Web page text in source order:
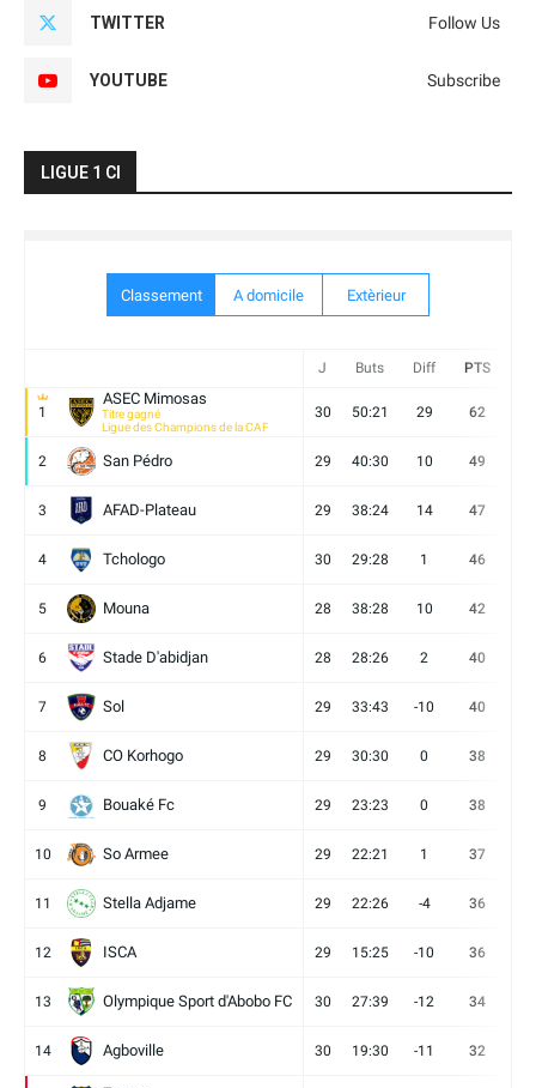
TWITTER Follow Us
YOUTUBE Subscribe
LIGUE 1 CI
Classement A domicile Extèrieur
J Buts Diff PTS
1
ASEC Mimosas
Titre gagné
Ligue des Champions de la CAF
30 50:21 29 62
2 San Pédro 29 40:30 10 49
3 AFAD-Plateau 29 38:24 14 47
4 Tchologo 30 29:28 1 46
5 Mouna 28 38:28 10 42
6 Stade D'abidjan 28 28:26 2 40
7 Sol 29 33:43 -10 40
8 CO Korhogo 29 30:30 0 38
9 Bouaké Fc 29 23:23 0 38
10 So Armee 29 22:21 1 37
11 Stella Adjame 29 22:26 -4 36
12 ISCA 29 15:25 -10 36
13 Olympique Sport d'Abobo FC 30 27:39 -12 34
14 Agboville 30 19:30 -11 32